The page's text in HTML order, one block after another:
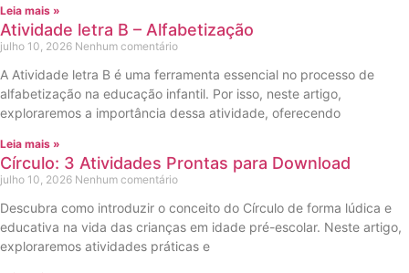
Leia mais »
Atividade letra B – Alfabetização
julho 10, 2026 Nenhum comentário
A Atividade letra B é uma ferramenta essencial no processo de
alfabetização na educação infantil. Por isso, neste artigo,
exploraremos a importância dessa atividade, oferecendo
Leia mais »
Círculo: 3 Atividades Prontas para Download
julho 10, 2026 Nenhum comentário
Descubra como introduzir o conceito do Círculo de forma lúdica e
educativa na vida das crianças em idade pré-escolar. Neste artigo,
exploraremos atividades práticas e